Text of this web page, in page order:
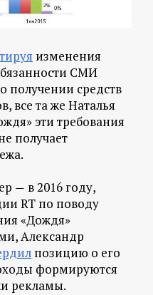
изменения
СМИ
получении средств
все та же Наталья
эти требования
получает
— в 2016 году,
RT по поводу
«Дождя»
Александр
позицию о его
формируются
рекламы.